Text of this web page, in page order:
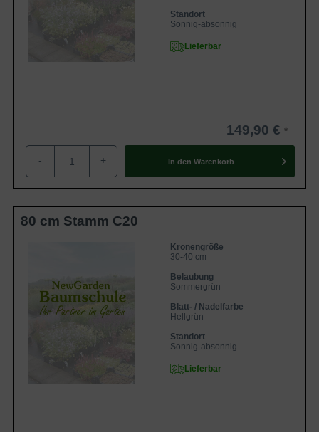
Standort
Sonnig-absonnig
Lieferbar
149,90 €
- + In den Warenkorb
80 cm Stamm C20
Kronengröße
30-40 cm
Belaubung
Sommergrün
Blatt- / Nadelfarbe
Hellgrün
Standort
Sonnig-absonnig
Lieferbar